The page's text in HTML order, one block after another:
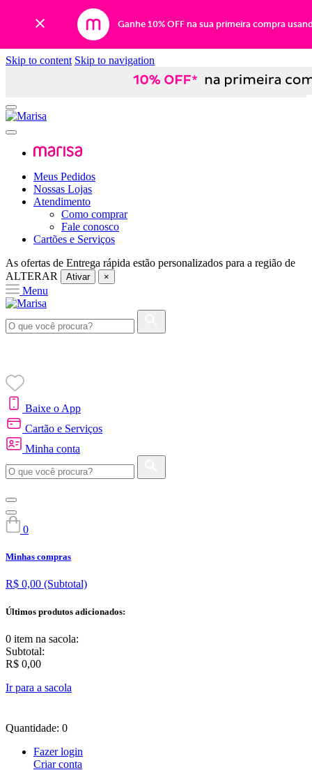
Ganhe 10% OFF na sua primeira compra
Skip to content Skip to navigation
Meus Pedidos
Nossas Lojas
Atendimento
Como comprar
Fale conosco
Cartões e Serviços
As ofertas de Entrega rápida estão personalizados para a região de
ALTERAR
Ativar ×
Menu
Baixe o App
Cartão e Serviços
Minha conta
0
Minhas compras
R$ 0,00 (Subtotal)
Últimos produtos adicionados:
0 item na sacola:
Subtotal:
R$ 0,00
Ir para a sacola
Quantidade: 0
Fazer login
Criar conta